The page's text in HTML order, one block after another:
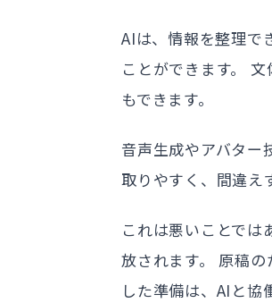
AIは、情報を整理で
ことができます。
もできます。
音声生成やアバター
取りやすく、間違え
これは悪いことで
放されます。 原稿
した準備は、AIと協